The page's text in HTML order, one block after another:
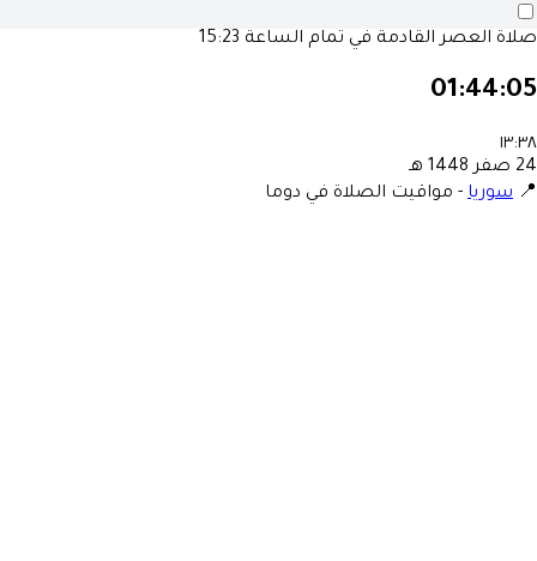
صلاة العصر القادمة في تمام الساعة 15:23
01:44:05
١٣:٣٨
24 صفر 1448 هـ
📍 سوريا- مواقيت الصلاة في دوما